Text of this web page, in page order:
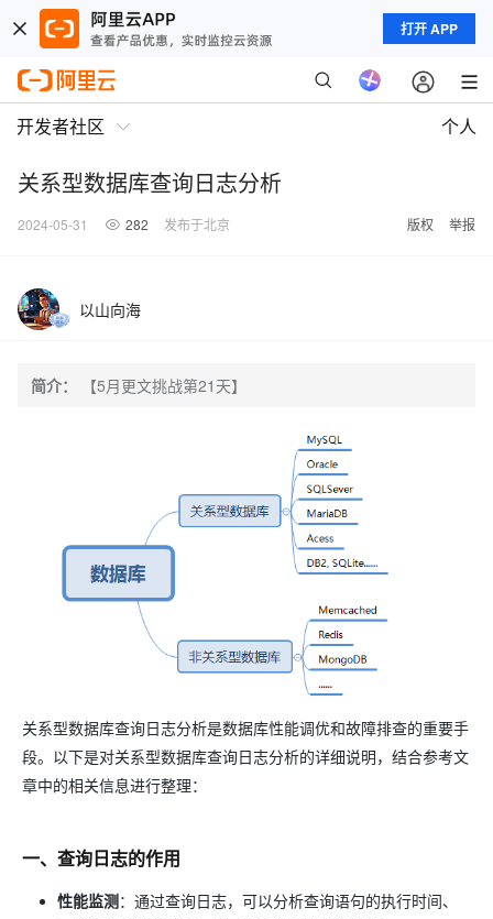
打开 APP
开发者社区 个人
关系型数据库查询日志分析
2024-05-31 282 发布于北京 版权 举报
以山向海
简介： 【5月更文挑战第21天】
关系型数据库查询日志分析是数据库性能调优和故障排查的重要手
段。以下是对关系型数据库查询日志分析的详细说明，结合参考文
章中的相关信息进行整理：
一、查询日志的作用
性能监测 ：通过查询日志，可以分析查询语句的执行时间、